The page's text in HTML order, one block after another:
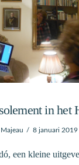
in het
8 januari 2019
een kleine